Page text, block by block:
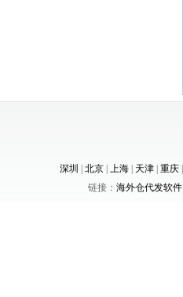
深圳
北京 上海 天津 重庆
链接： 海外仓代发软件